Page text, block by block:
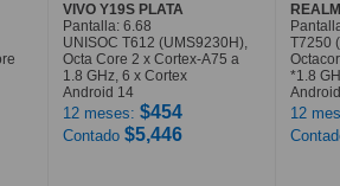
VIVO Y19S PLATA
Pantalla: 6.68
UNISOC T612 (UMS9230H),
Octa Core 2 x Cortex-A75 a
1.8 GHz, 6 x Cortex
Android 14
12 meses: $454
Contado $5,446
T7250
*1.8
12